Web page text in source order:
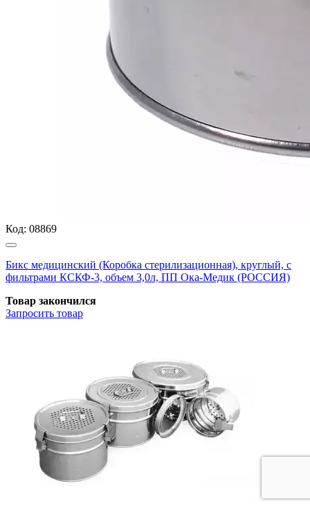
Код: 08869
Бикс медицинский (Коробка стерилизационная), круглый, с
фильтрами КСКФ-3, объем 3,0л, ПП Ока-Медик (РОССИЯ)
Товар закончился
Запросить товар